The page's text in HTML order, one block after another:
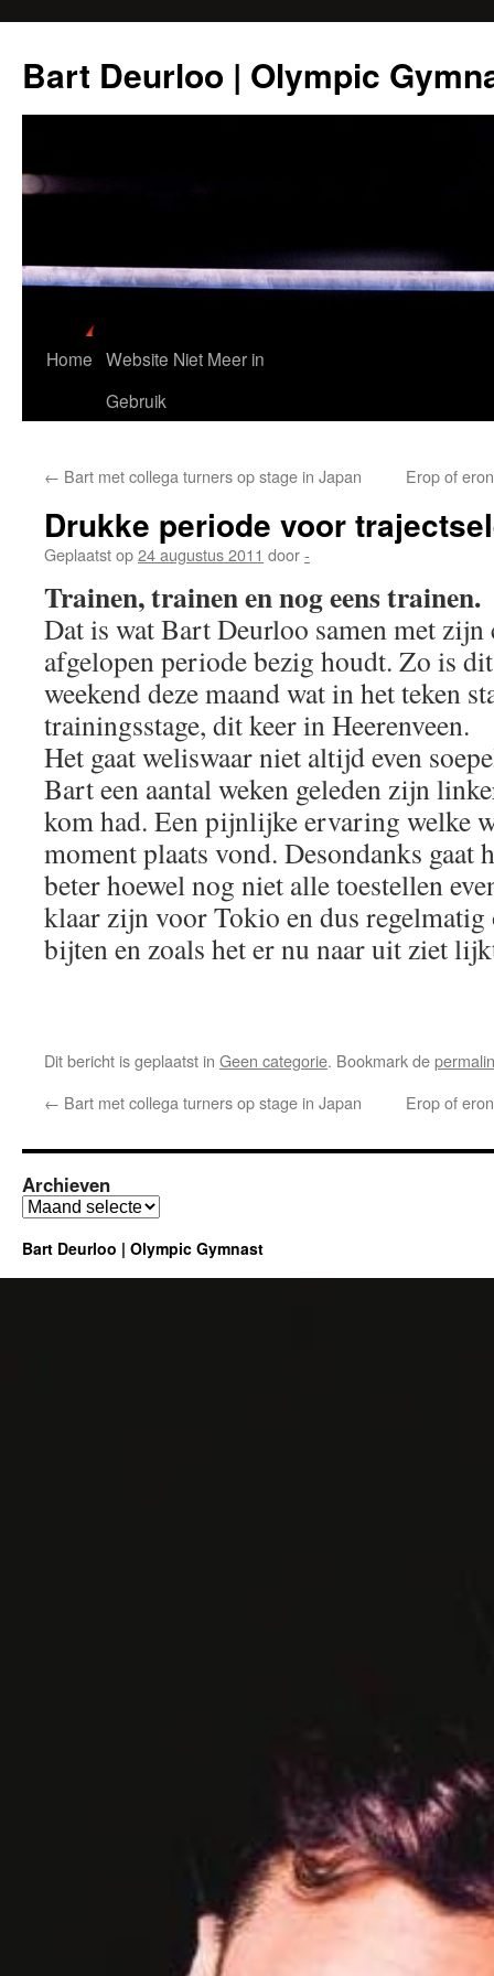
de
inhoud
Bart Deurloo | Olympic
Home Website Niet Meer in
Gebruik
← Bart met collega turners op stage in Japan Erop of
Drukke periode voor
Geplaatst op24 augustus 2011 door-
Trainen, trainen en nog eens trainen.
Dat is wat Bart Deurloo samen met
afgelopen periode bezig houdt. Zo is
weekend deze maand wat in het teken
trainingsstage, dit keer in Heerenveen.
Het gaat weliswaar niet altijd even
Bart een aantal weken geleden zijn
kom had. Een pijnlijke ervaring welke
moment plaats vond. Desondanks gaat
beter hoewel nog niet alle toestellen
klaar zijn voor Tokio en dus
bijten en zoals het er nu naar uit ziet
Dit bericht is geplaatst in Geen categorie. Bookmark de
← Bart met collega turners op stage in Japan Erop of
Archieven
Archieven
Bart Deurloo | Olympic Gymnast